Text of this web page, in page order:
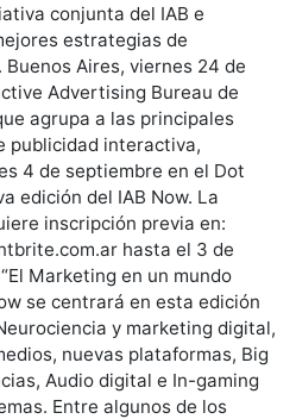
conjunta del IAB e
estrategias de
Aires, viernes 24 de
Advertising Bureau de
agrupa a las principales
publicidad interactiva,
4 de septiembre en el Dot
edición del IAB Now. La
inscripción previa en:
hasta el 3 de
Marketing en un mundo
se centrará en esta edición
y marketing digital,
nuevas plataformas, Big
Audio digital e In-gaming
Entre algunos de los